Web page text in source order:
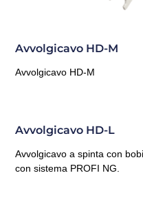
Avvolgicavo HD-M
Avvolgicavo HD-M
Avvolgicavo HD-L
Avvolgicavo a spinta con
con sistema PROFI NG.